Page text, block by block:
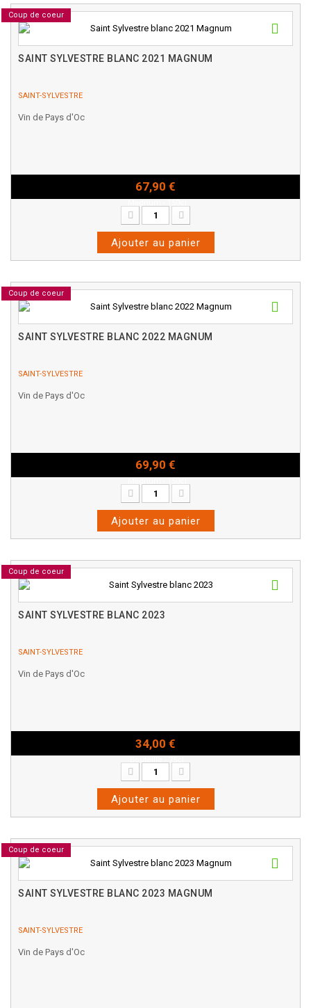
Coup de coeur
SAINT SYLVESTRE BLANC 2021 MAGNUM
SAINT-SYLVESTRE
Vin de Pays d'Oc
67,90 €
Ajouter au panier
Coup de coeur
SAINT SYLVESTRE BLANC 2022 MAGNUM
SAINT-SYLVESTRE
Vin de Pays d'Oc
69,90 €
Ajouter au panier
Coup de coeur
SAINT SYLVESTRE BLANC 2023
SAINT-SYLVESTRE
Vin de Pays d'Oc
34,00 €
Ajouter au panier
Coup de coeur
SAINT SYLVESTRE BLANC 2023 MAGNUM
SAINT-SYLVESTRE
Vin de Pays d'Oc